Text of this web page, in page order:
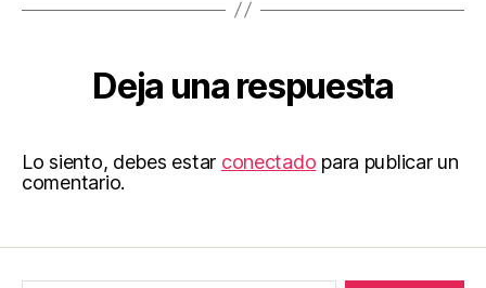
Deja una respuesta
Lo siento, debes estar conectado para publicar un
comentario.